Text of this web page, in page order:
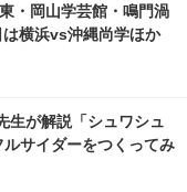
・岡山学芸館・鳴門渦
横浜vs沖縄尚学ほか
生が解説「シュワシュ
サイダーをつくってみ